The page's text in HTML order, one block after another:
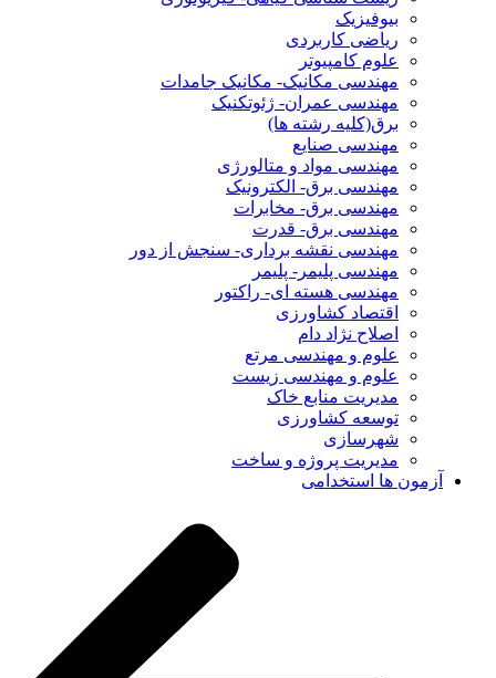
بیوفیزیک
ریاضی کاربردی
علوم کامپیوتر
مهندسی مکانیک- مکانیک جامدات
مهندسی عمران- ژئوتکنیک
برق(کلیه رشته ها)
مهندسی صنایع
مهندسی مواد و متالورژی
مهندسی برق- الکترونیک
مهندسی برق- مخابرات
مهندسی برق- قدرت
مهندسی نقشه برداری- سنجش از دور
مهندسی پلیمر- پلیمر
مهندسی هسته ای- راکتور
اقتصاد کشاورزی
اصلاح نژاد دام
علوم و مهندسی مرتع
علوم و مهندسی زیست
مدیریت منابع خاک
توسعه کشاورزی
شهرسازی
مدیریت پروژه و ساخت
آزمون ها استخدامی